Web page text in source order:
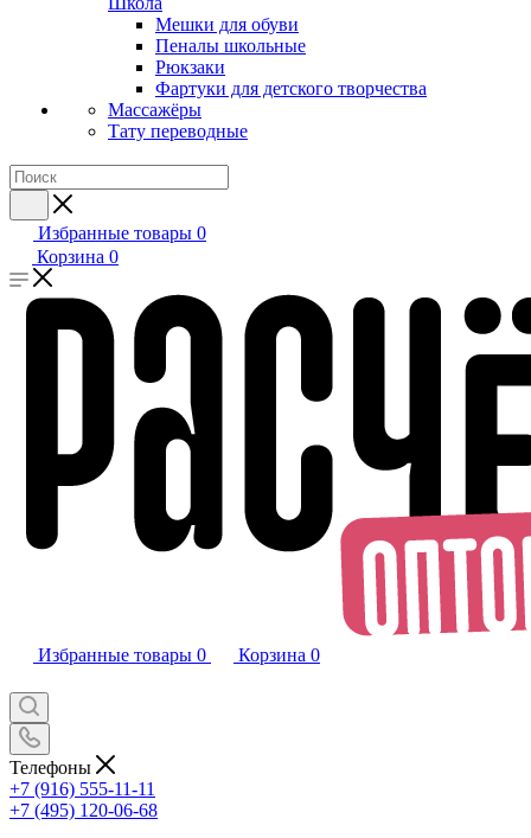
Мешки для обуви
Пеналы школьные
Рюкзаки
Фартуки для детского творчества
Массажёры
Тату переводные
Избранные товары 0
Корзина 0
Избранные товары 0 Корзина 0
Телефоны
+7 (916) 555-11-11
+7 (495) 120-06-68